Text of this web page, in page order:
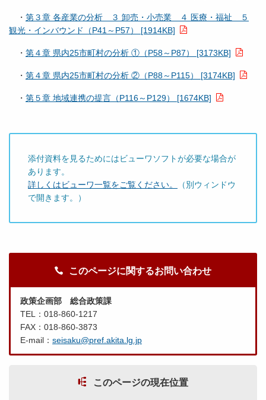
・ 第３章 各産業の分析 ３ 卸売・小売業 ４ 医療・福祉 ５
観光・インバウンド（P41～P57） [1914KB]
・ 第４章 県内25市町村の分析 ①（P58～P87） [3173KB]
・ 第４章 県内25市町村の分析 ②（P88～P115） [3174KB]
・ 第５章 地域連携の提言（P116～P129） [1674KB]
添付資料を見るためにはビューワソフトが必要な場合が
あります。
詳しくはビューワ一覧をご覧ください。
（別ウィンドウ
で開きます。）
このページに関するお問い合わせ
政策企画部 総合政策課
TEL：018-860-1217
FAX：018-860-3873
E-mail： seisaku@pref.akita.lg.jp
このページの現在位置